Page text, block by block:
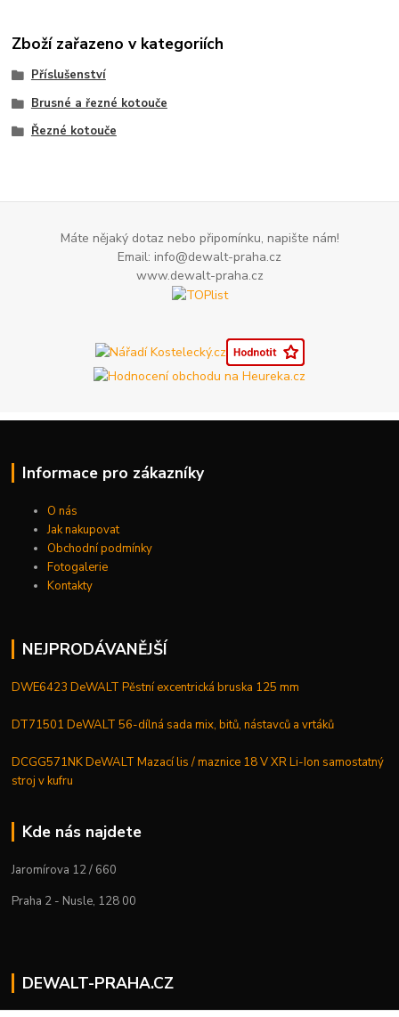
Zboží zařazeno v kategoriích
Příslušenství
Brusné a řezné kotouče
Řezné kotouče
Máte nějaký dotaz nebo připomínku, napište nám!
Email: info@dewalt-praha.cz
www.dewalt-praha.cz
Informace pro zákazníky
O nás
Jak nakupovat
Obchodní podmínky
Fotogalerie
Kontakty
NEJPRODÁVANĚJŠÍ
DWE6423 DeWALT Pěstní excentrická bruska 125 mm
DT71501 DeWALT 56-dílná sada mix, bitů, nástavců a vrtáků
DCGG571NK DeWALT Mazací lis / maznice 18 V XR Li-Ion samostatný
stroj v kufru
Kde nás najdete
Jaromírova 12 / 660
Praha 2 - Nusle, 128 00
DEWALT-PRAHA.CZ